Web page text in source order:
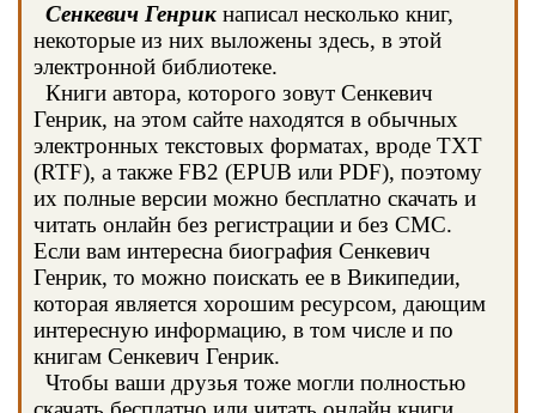
Сенкевич Генрик написал несколько книг,
некоторые из них выложены здесь, в этой
электронной библиотеке.
Книги автора, которого зовут Сенкевич
Генрик, на этом сайте находятся в обычных
электронных текстовых форматах, вроде TXT
(RTF), а также FB2 (EPUB или PDF), поэтому
их полные версии можно бесплатно скачать и
читать онлайн без регистрации и без СМС.
Если вам интересна биография Сенкевич
Генрик, то можно поискать ее в Википедии,
которая является хорошим ресурсом, дающим
интересную информацию, в том числе и по
книгам Сенкевич Генрик.
Чтобы ваши друзья тоже могли полностью